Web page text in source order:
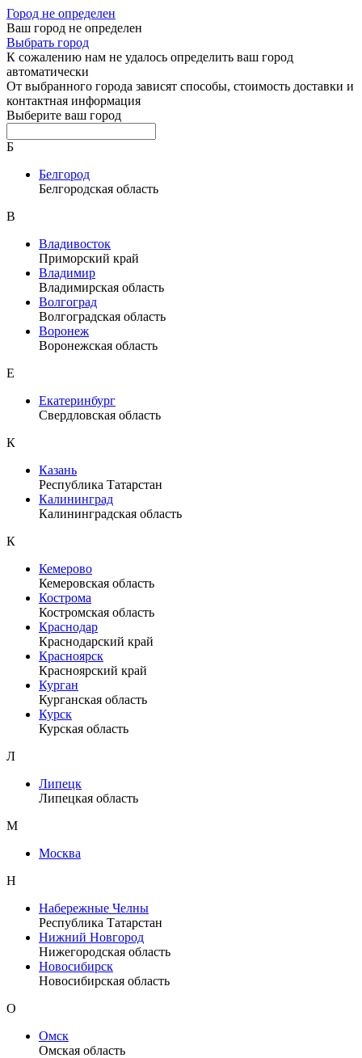
Город не определен
Ваш город не определен
Выбрать город
К сожалению нам не удалось определить ваш город
автоматически
От выбранного города зависят способы, стоимость доставки и
контактная информация
Выберите ваш город
Б
Белгород
Белгородская область
В
Владивосток
Приморский край
Владимир
Владимирская область
Волгоград
Волгоградская область
Воронеж
Воронежская область
Е
Екатеринбург
Свердловская область
К
Казань
Республика Татарстан
Калининград
Калининградская область
К
Кемерово
Кемеровская область
Кострома
Костромская область
Краснодар
Краснодарский край
Красноярск
Красноярский край
Курган
Курганская область
Курск
Курская область
Л
Липецк
Липецкая область
М
Москва
Н
Набережные Челны
Республика Татарстан
Нижний Новгород
Нижегородская область
Новосибирск
Новосибирская область
О
Омск
Омская область